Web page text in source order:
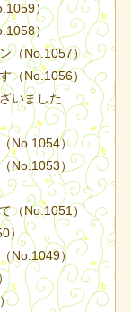
）
）
（No.1057）
（No.1056）
いました
No.1054）
No.1053）
（No.1051）
）
No.1049）